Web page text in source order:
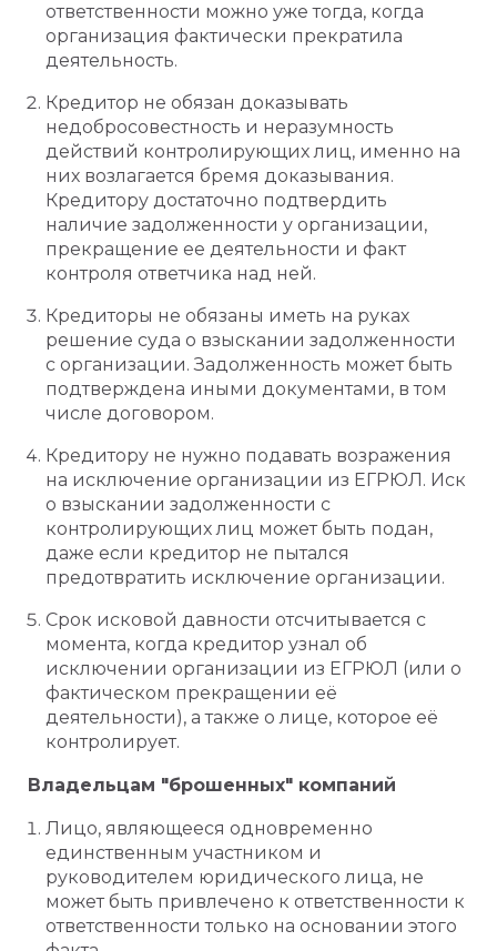
ответственности можно уже тогда, когда
организация фактически прекратила
деятельность.
Кредитор не обязан доказывать
недобросовестность и неразумность
действий контролирующих лиц, именно на
них возлагается бремя доказывания.
Кредитору достаточно подтвердить
наличие задолженности у организации,
прекращение ее деятельности и факт
контроля ответчика над ней.
Кредиторы не обязаны иметь на руках
решение суда о взыскании задолженности
с организации. Задолженность может быть
подтверждена иными документами, в том
числе договором.
Кредитору не нужно подавать возражения
на исключение организации из ЕГРЮЛ. Иск
о взыскании задолженности с
контролирующих лиц может быть подан,
даже если кредитор не пытался
предотвратить исключение организации.
Срок исковой давности отсчитывается с
момента, когда кредитор узнал об
исключении организации из ЕГРЮЛ (или о
фактическом прекращении её
деятельности), а также о лице, которое её
контролирует.
Владельцам "брошенных" компаний
Лицо, являющееся одновременно
единственным участником и
руководителем юридического лица, не
может быть привлечено к ответственности к
ответственности только на основании этого